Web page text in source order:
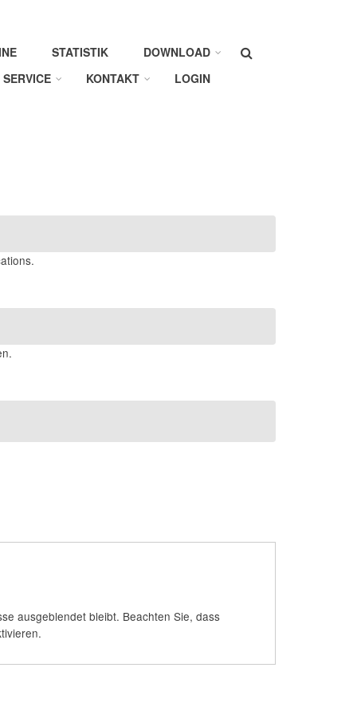
Suche
STATISTIK
DOWNLOAD
SERVICE
KONTAKT LOGIN
ausgeblendet bleibt. Beachten Sie, dass